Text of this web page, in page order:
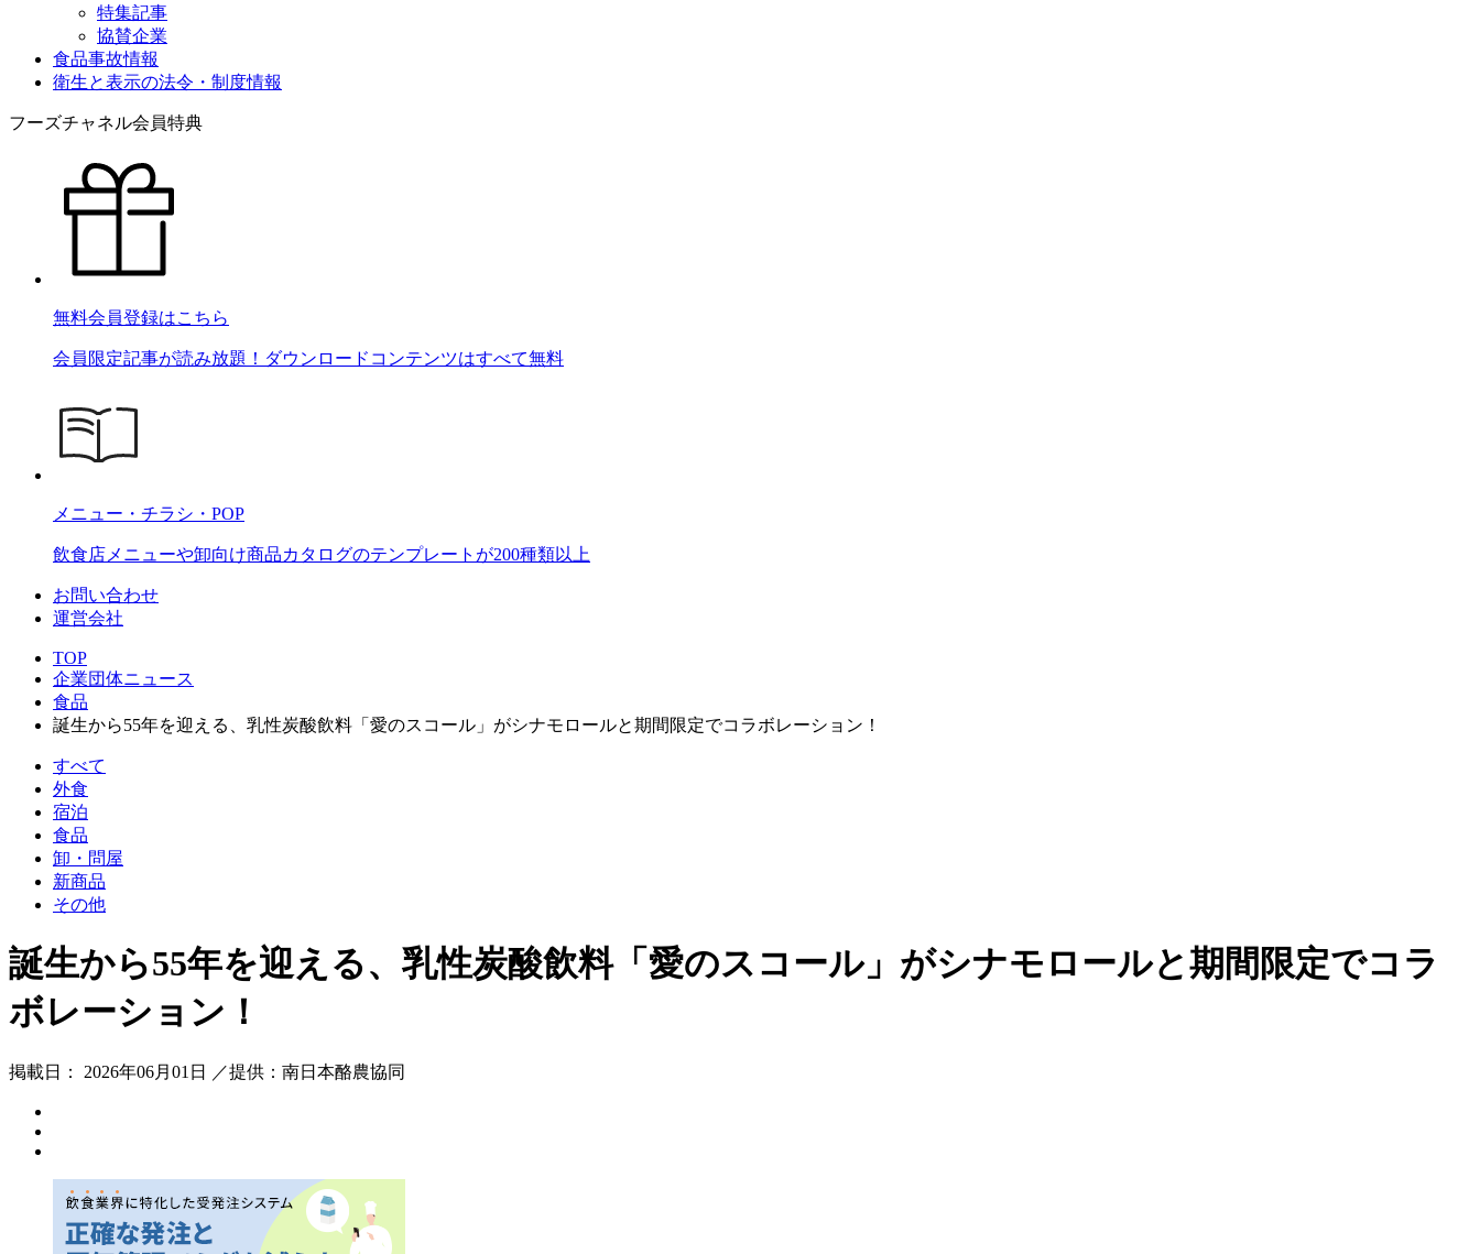
特集記事
協賛企業
食品事故情報
衛生と表示の法令・制度情報
フーズチャネル会員特典
無料会員登録はこちら
会員限定記事が読み放題！ダウンロードコンテンツはすべて無料
メニュー・チラシ・POP
飲食店メニューや卸向け商品カタログのテンプレートが200種類以上
お問い合わせ
運営会社
TOP
企業団体ニュース
食品
誕生から55年を迎える、乳性炭酸飲料「愛のスコール」がシナモロールと期間限定でコラボレーション！
すべて
外食
宿泊
食品
卸・問屋
新商品
その他
誕生から55年を迎える、乳性炭酸飲料「愛のスコール」がシナモロールと期間限定でコラ
ボレーション！
掲載日： 2026年06月01日 ／提供：南日本酪農協同